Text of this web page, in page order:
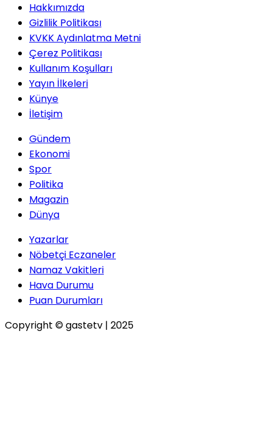
Hakkımızda
Gizlilik Politikası
KVKK Aydınlatma Metni
Çerez Politikası
Kullanım Koşulları
Yayın İlkeleri
Künye
İletişim
Gündem
Ekonomi
Spor
Politika
Magazin
Dünya
Yazarlar
Nöbetçi Eczaneler
Namaz Vakitleri
Hava Durumu
Puan Durumları
Copyright © gastetv | 2025